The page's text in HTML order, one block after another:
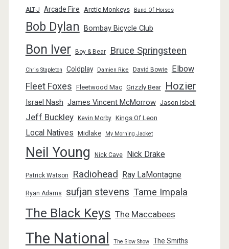
ALT-J Arcade Fire Arctic Monkeys Band Of Horses
Bob Dylan Bombay Bicycle Club
Bon Iver Boy & Bear Bruce Springsteen
Chris Stapleton Coldplay Damien Rice David Bowie Elbow
Fleet Foxes Fleetwood Mac Grizzly Bear Hozier
Israel Nash James Vincent McMorrow Jason Isbell
Jeff Buckley Kevin Morby Kings Of Leon
Local Natives Midlake My Morning Jacket
Neil Young Nick Cave Nick Drake
Patrick Watson Radiohead Ray LaMontagne
Ryan Adams sufjan stevens Tame Impala
The Black Keys The Maccabees
The National The Slow Show The Smiths